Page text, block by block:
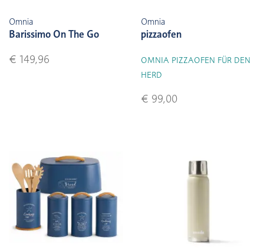
Omnia
Barissimo On The Go
€ 149,96
Omnia
pizzaofen
OMNIA PIZZAOFEN FÜR DEN
HERD
€ 99,00